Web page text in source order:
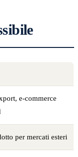
e-commerce
per mercati esteri